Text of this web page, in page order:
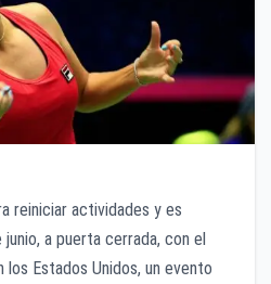
reiniciar actividades y es
a puerta cerrada, con el
los Estados Unidos, un evento